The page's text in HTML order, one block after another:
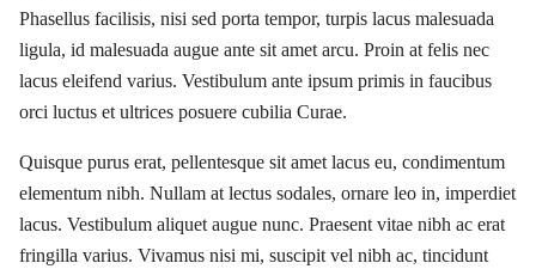
Phasellus facilisis, nisi sed porta tempor, turpis lacus malesuada
ligula, id malesuada augue ante sit amet arcu. Proin at felis nec
lacus eleifend varius. Vestibulum ante ipsum primis in faucibus
orci luctus et ultrices posuere cubilia Curae.
Quisque purus erat, pellentesque sit amet lacus eu, condimentum
elementum nibh. Nullam at lectus sodales, ornare leo in, imperdiet
lacus. Vestibulum aliquet augue nunc. Praesent vitae nibh ac erat
fringilla varius. Vivamus nisi mi, suscipit vel nibh ac, tincidunt